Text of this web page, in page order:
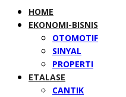
HOME
EKONOMI-BISNIS
OTOMOTIF
SINYAL
PROPERTI
ETALASE
CANTIK